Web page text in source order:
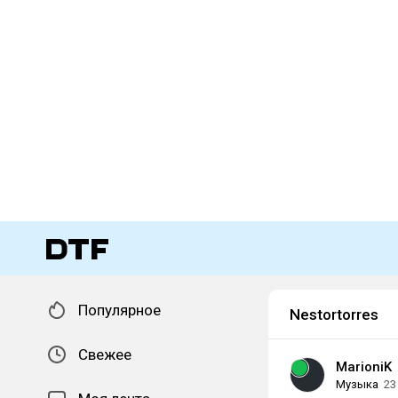
Популярное
Свежее
Nestortorres
MarioniK
Музыка